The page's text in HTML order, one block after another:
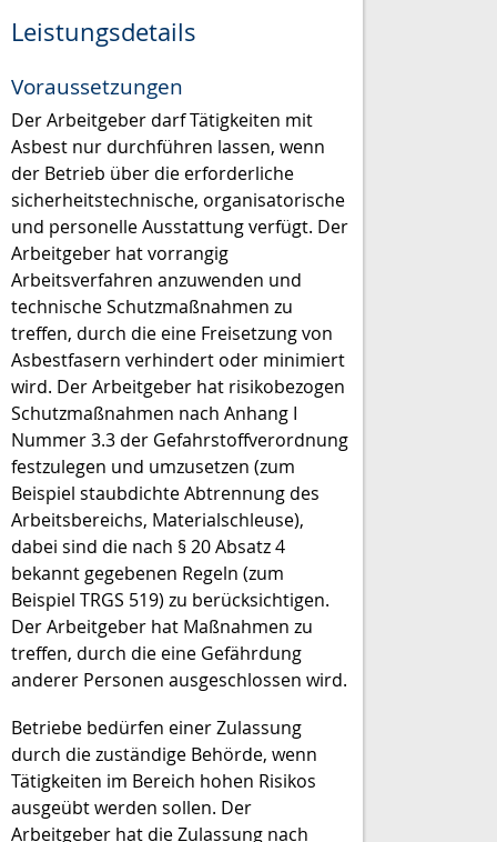
Leistungsdetails
Voraussetzungen
Der Arbeitgeber darf Tätigkeiten mit
Asbest nur durchführen lassen, wenn
der Betrieb über die erforderliche
sicherheitstechnische, organisatorische
und personelle Ausstattung verfügt. Der
Arbeitgeber hat vorrangig
Arbeitsverfahren anzuwenden und
technische Schutzmaßnahmen zu
treffen, durch die eine Freisetzung von
Asbestfasern verhindert oder minimiert
wird. Der Arbeitgeber hat risikobezogen
Schutzmaßnahmen nach Anhang I
Nummer 3.3 der Gefahrstoffverordnung
festzulegen und umzusetzen (zum
Beispiel staubdichte Abtrennung des
Arbeitsbereichs, Materialschleuse),
dabei sind die nach § 20 Absatz 4
bekannt gegebenen Regeln (zum
Beispiel TRGS 519) zu berücksichtigen.
Der Arbeitgeber hat Maßnahmen zu
treffen, durch die eine Gefährdung
anderer Personen ausgeschlossen wird.
Betriebe bedürfen einer Zulassung
durch die zuständige Behörde, wenn
Tätigkeiten im Bereich hohen Risikos
ausgeübt werden sollen. Der
Arbeitgeber hat die Zulassung nach